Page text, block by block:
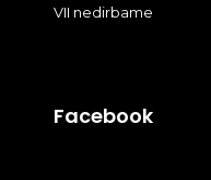
VII nedirbame
Facebook